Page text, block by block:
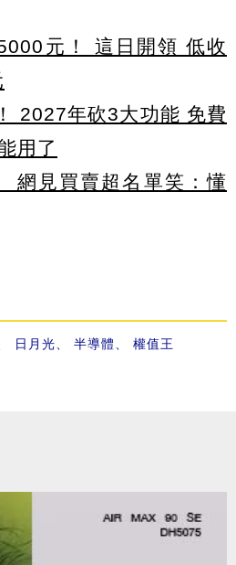
元！ 這日開領 低收
2027年砍3大功能 免費
用了
網見買賣超名單笑：懂
日月光 半導體 權值王